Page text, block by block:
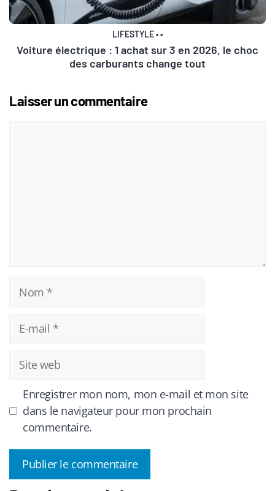
LIFESTYLE••
Voiture électrique : 1 achat sur 3 en 2026, le choc
des carburants change tout
Laisser un commentaire
Nom
mail
Site
web
Enregistrer mon nom, mon e-mail et mon site
dans le navigateur pour mon prochain
commentaire.